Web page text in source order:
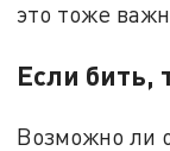
это тоже
Если бить,
Возможно ли